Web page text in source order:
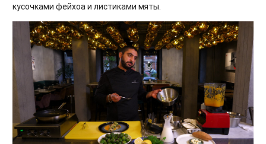
кусочками фейхоа и листиками мяты.